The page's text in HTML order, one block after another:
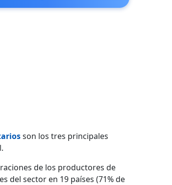
son los tres principales
de los productores de
del sector en 19 países (71% de